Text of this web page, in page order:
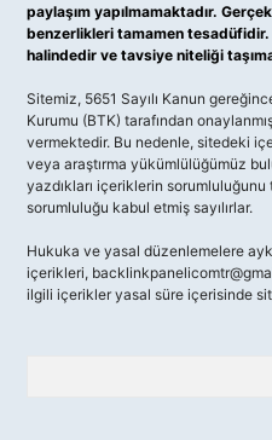
paylaşım yapılmamaktadır.
benzerlikleri tamamen
halindedir ve tavsiye niteliği
Sitemiz, 5651 Sayılı Kanun
Kurumu (BTK) tarafından
vermektedir. Bu nedenle, sitedeki
veya araştırma yükümlülüğümüz
yazdıkları içeriklerin
sorumluluğu kabul etmiş sayılırlar.
Hukuka ve yasal düzenlemelere
içerikleri,
ilgili içerikler yasal süre içerisinde